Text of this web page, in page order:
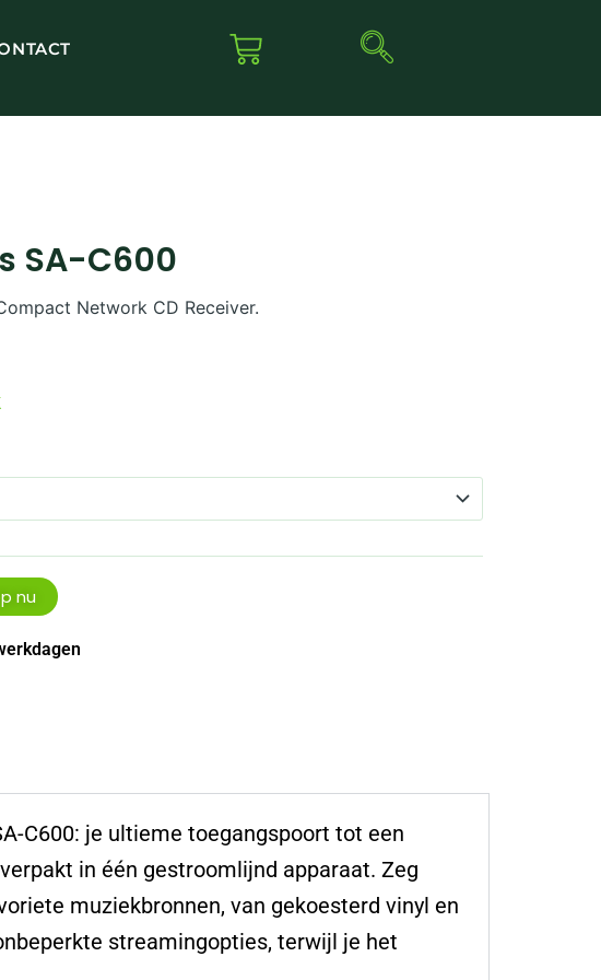
SA-C600
Network CD Receiver.
nu
C600: je ultieme toegangspoort tot een
in één gestroomlijnd apparaat. Zeg
muziekbronnen, van gekoesterd vinyl en
streamingopties, terwijl je het